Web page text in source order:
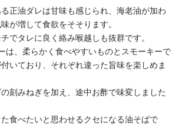
正油ダレは甘味も感じられ、海老油が加わ
が増して食欲をそそります。
でタレに良く絡み喉越しも抜群です。
は、柔らかく食べやすいものとスモーキーで
いており、それぞれ違った旨味を楽しめま
刻みねぎを加え、途中お酢で味変しました
食べたいと思わせるクセになる油そばで